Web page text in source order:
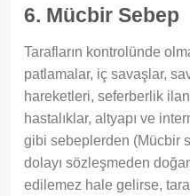
6. Mücbir Sebep
Tarafların kontrolünde
patlamalar, iç savaşlar,
hareketleri, seferberlik
hastalıklar, altyapı ve
gibi sebeplerden (Mücbir
dolayı sözleşmeden
edilemez hale gelirse,